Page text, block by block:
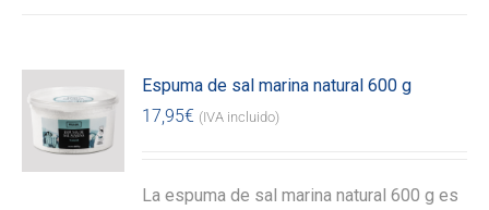
Espuma de sal marina natural 600 g
17,95€ (IVA incluido)
La espuma de sal marina natural 600 g es